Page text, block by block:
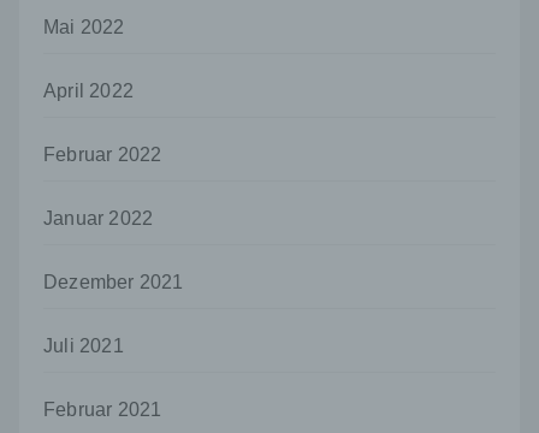
Mai 2022
April 2022
Februar 2022
Januar 2022
Dezember 2021
Juli 2021
Februar 2021
und den Personen, die unter der
Auftragsverarbeiters befugt sind, die
k) Einwilligung
Person freiwillig für den bestimmten Fall in
einer Erklärung oder einer sonstigen
die betroffene Person zu verstehen gibt, dass
ist.